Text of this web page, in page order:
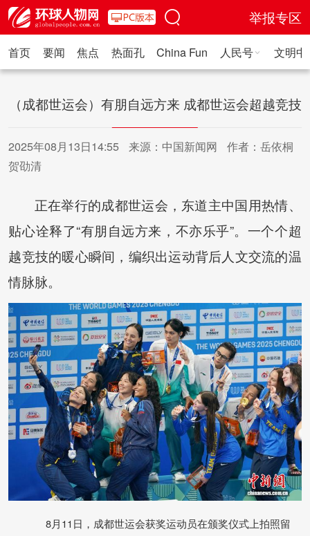
举报专区
首页 要闻 焦点 热面孔 China Fun 人民号 文明
（成都世运会）有朋自远方来 成都世运会超越竞技
2025年08月13日14:55 来源：中国新闻网
作者：岳依桐
贺劭清
正在举行的成都世运会，东道主中国用热情、
贴心诠释了“有朋自远方来，不亦乐乎”。一个个超
越竞技的暖心瞬间，编织出运动背后人文交流的温
情脉脉。
8月11日，成都世运会获奖运动员在颁奖仪式上拍照留